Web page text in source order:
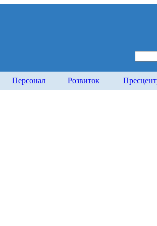
Персонал Розвиток